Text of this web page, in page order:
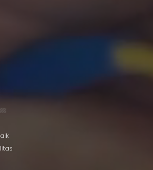
aik
litas